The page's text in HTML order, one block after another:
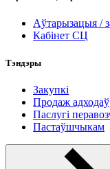
Аўтарызацыя /
Кабінет СЦ
Тэндэры
Закупкі
Продаж адходаў
Паслугі
Пастаўшчыкам